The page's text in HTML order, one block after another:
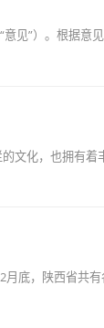
见”）。根据意
文化，也拥有着
底，陕西省共